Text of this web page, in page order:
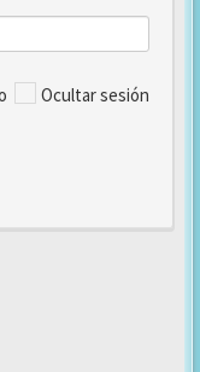
Ocultar sesión